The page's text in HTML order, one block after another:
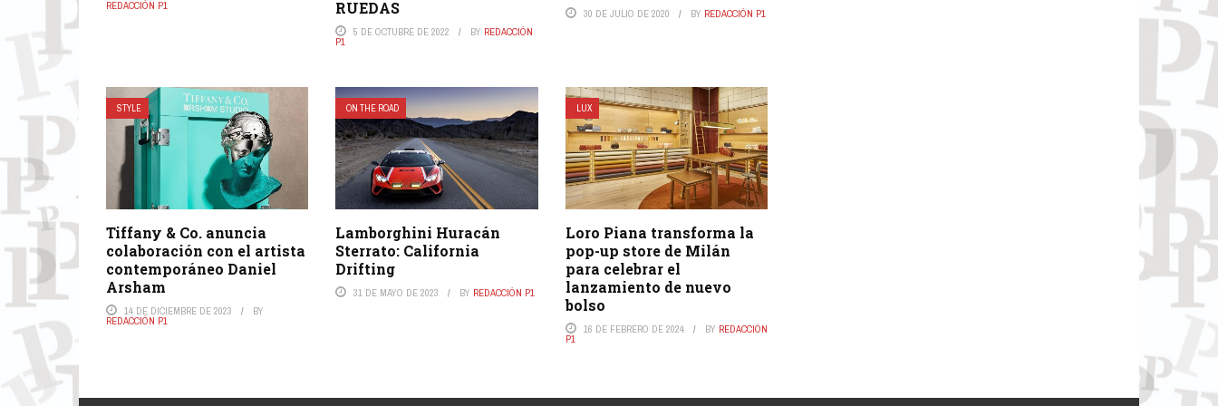
REDACCIÓN P1 RUEDAS
5 DE OCTUBRE DE 2022 BY REDACCIÓN
P1
30 DE JULIO DE 2020 BY REDACCIÓN P1
STYLE
Tiffany & Co. anuncia
colaboración con el artista
contemporáneo Daniel
Arsham
14 DE DICIEMBRE DE 2023 BY
REDACCIÓN P1
ON THE ROAD
Lamborghini Huracán
Sterrato: California
Drifting
31 DE MAYO DE 2023 BY REDACCIÓN P1
LUX
Loro Piana transforma la
pop-up store de Milán
para celebrar el
lanzamiento de nuevo
bolso
16 DE FEBRERO DE 2024 BY REDACCIÓN
P1